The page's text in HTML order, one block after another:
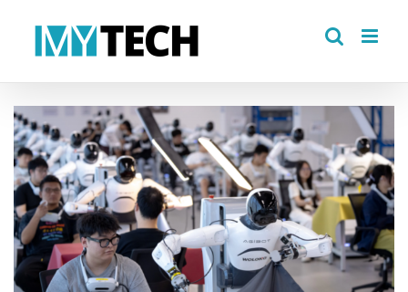
View
Larger
Image